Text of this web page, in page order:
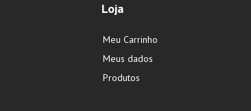
Loja
Meu Carrinho
Meus dados
Produtos